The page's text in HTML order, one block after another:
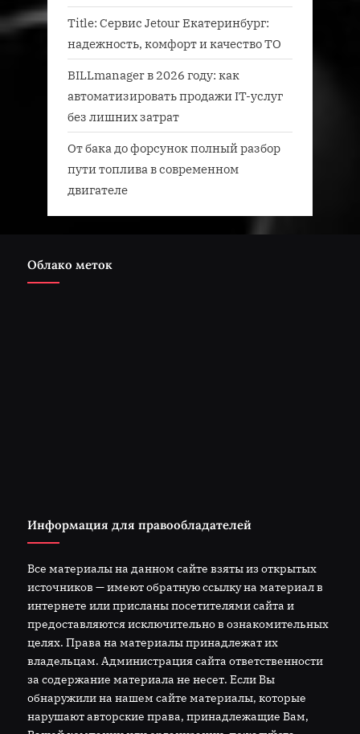
Title: Сервис Jetour Екатеринбург:
надежность, комфорт и качество ТО
BILLmanager в 2026 году: как
автоматизировать продажи IT-услуг
без лишних затрат
От бака до форсунок полный разбор
пути топлива в современном
двигателе
Облако меток
Информация для правообладателей
Все материалы на данном сайте взяты из открытых
источников — имеют обратную ссылку на материал в
интернете или присланы посетителями сайта и
предоставляются исключительно в ознакомительных
целях. Права на материалы принадлежат их
владельцам. Администрация сайта ответственности
за содержание материала не несет. Если Вы
обнаружили на нашем сайте материалы, которые
нарушают авторские права, принадлежащие Вам,